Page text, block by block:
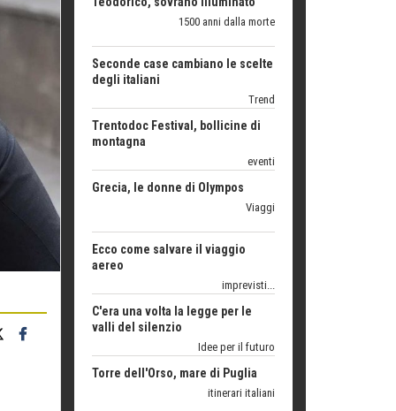
Seconde case cambiano le scelte
Trentodoc Festival, bollicine di
Grecia, le donne di Olympos
Viaggi
C'era una volta la legge per le
Torre dell'Orso, mare di Puglia
itinerari italiani
Boboli, il giardino della botanica